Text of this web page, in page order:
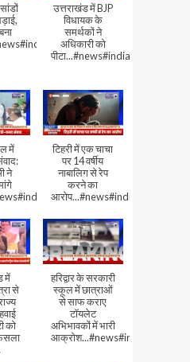
उत्तराखंड में BJP
विधायक के
समर्थकों ने
अधिकारी को
पीटा...#news#india#video#viral
में
ने
टिहरी में एक चाचा
पर 14 वर्षीय
नाबालिग से रेप
करने का
आरोप...#news#india#video
में
से
को
हरिद्वार के सरकारी
स्कूल में छात्राओं
से साफ कराए
टॉयलेट
अभिभावकों में भारी
आक्रोश...#news#india